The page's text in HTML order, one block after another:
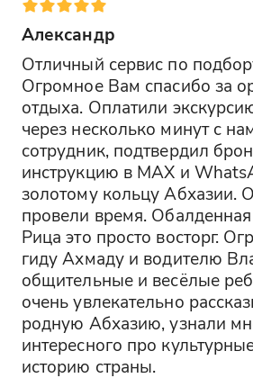
Александр
Отличный сервис по
Огромное Вам спасибо за
отдыха. Оплатили
через несколько минут с
сотрудник, подтвердил
инструкцию в MAX и
золотому кольцу Абхазии.
провели время.
Рица это просто восторг.
гиду Ахмаду и водителю
общительные и весёлые
очень увлекательно
родную Абхазию, узнали
интересного про
историю страны.